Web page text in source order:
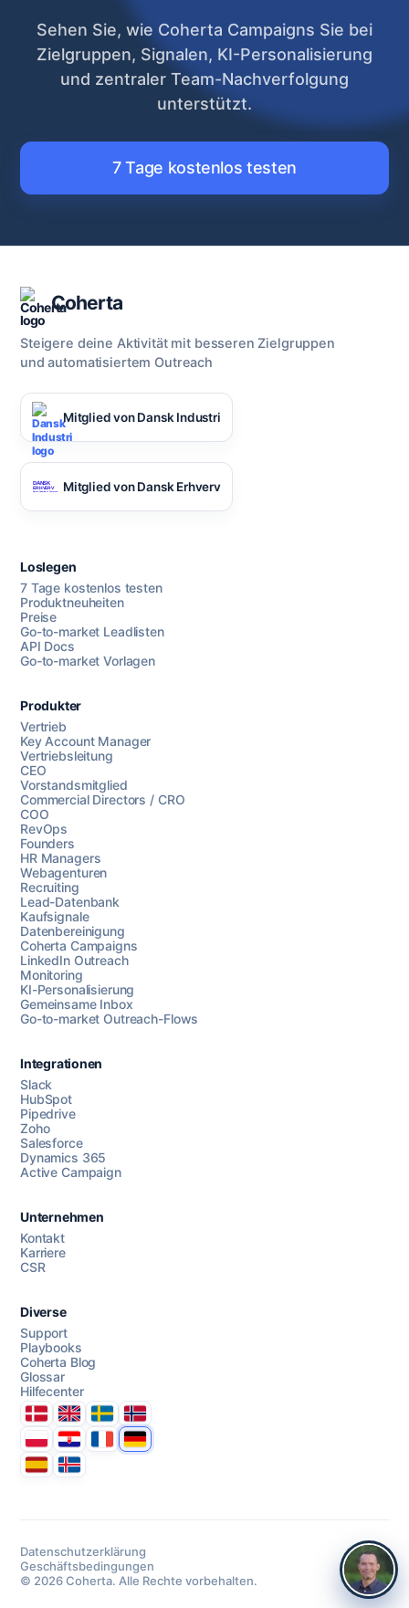
Sehen Sie, wie Coherta Campaigns Sie bei
Zielgruppen, Signalen, KI-Personalisierung
und zentraler Team-Nachverfolgung
unterstützt.
7 Tage kostenlos testen
Chatten Sie mit uns
Coherta
Steigere deine Aktivität mit besseren Zielgruppen
und automatisiertem Outreach
Mitglied von Dansk Industri
Mitglied von Dansk Erhverv
Loslegen
7 Tage kostenlos testen
Produktneuheiten
Preise
Go-to-market Leadlisten
API Docs
Go-to-market Vorlagen
Produkter
Vertrieb
Key Account Manager
Vertriebsleitung
CEO
Vorstandsmitglied
Commercial Directors / CRO
COO
RevOps
Founders
HR Managers
Webagenturen
Recruiting
Lead-Datenbank
Kaufsignale
Datenbereinigung
Coherta Campaigns
LinkedIn Outreach
Monitoring
KI-Personalisierung
Gemeinsame Inbox
Go-to-market Outreach-Flows
Integrationen
Slack
HubSpot
Pipedrive
Zoho
Salesforce
Dynamics 365
Active Campaign
Unternehmen
Kontakt
Karriere
CSR
Diverse
Support
Playbooks
Coherta Blog
Glossar
Hilfecenter
DanmarkUnited Kingdom
SverigeNorge
PolskaHrvatskaFranceDeutschland
EspanaÍsland
Datenschutzerklärung
Geschäftsbedingungen
© 2026 Coherta. Alle Rechte vorbehalten.